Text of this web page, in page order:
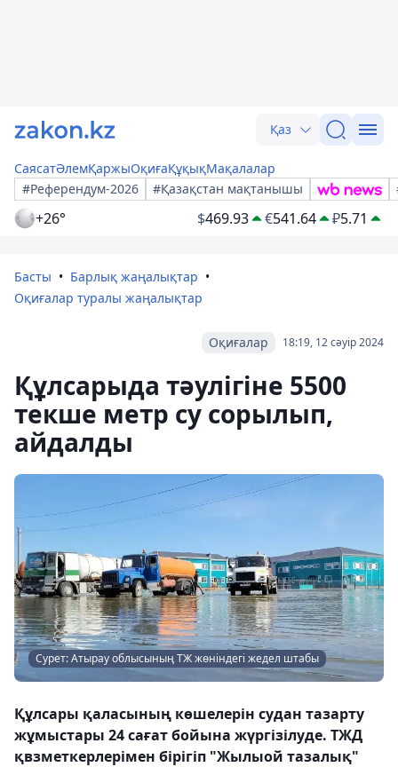
Қаз
СаясатӘлемҚаржыОқиғаҚұқықМақалалар
#Референдум-2026
#Қазақстан мақтанышы
+26° $469.93 €541.64 ₽5.71
Басты
Барлық жаңалықтар
Оқиғалар туралы жаңалықтар
18:19, 12 сәуір 2024
Оқиғалар
Құлсарыда тәулігіне 5500
текше метр су сорылып,
айдалды
Сурет: Атырау облысының ТЖ жөніндегі жедел штабы
Құлсары қаласының көшелерін судан тазарту
жұмыстары 24 сағат бойына жүргізілуде. ТЖД
қвзметкерлерімен бірігіп "Жылыой тазалық"